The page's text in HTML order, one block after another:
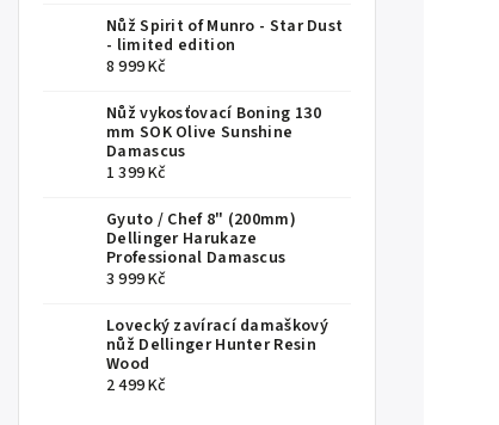
Nůž Spirit of Munro - Star Dust
- limited edition
8 999 Kč
Nůž vykosťovací Boning 130
mm SOK Olive Sunshine
Damascus
1 399 Kč
Gyuto / Chef 8" (200mm)
Dellinger Harukaze
Professional Damascus
3 999 Kč
Lovecký zavírací damaškový
nůž Dellinger Hunter Resin
Wood
2 499 Kč